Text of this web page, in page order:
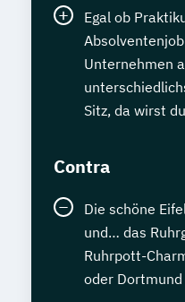
Egal ob
Unternehmen
Sitz, da wirst
Contra
Die schöne
und… das
Ruhrpott-
oder